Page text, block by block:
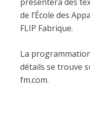
de l’École des
FLIP Fabrique.
La
détails se trouve
fm.com.